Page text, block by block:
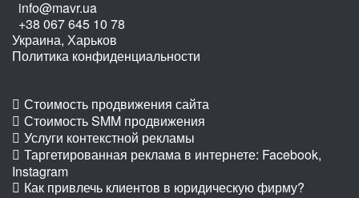
info@mavr.ua
+38 067 645 10 78
Украина, Харьков
Политика конфиденциальности
Стоимость продвижения сайта
Стоимость SMM продвижения
Услуги контекстной рекламы
Таргетированная реклама в интернете: Facebook,
Instagram
Как привлечь клиентов в юридическую фирму?